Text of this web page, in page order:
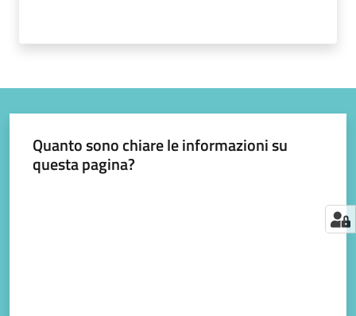
Quanto sono chiare le informazioni su
questa pagina?